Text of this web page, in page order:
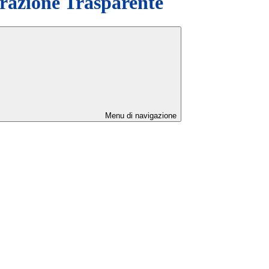
Menu di navigazione